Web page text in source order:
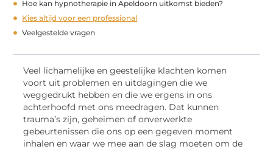
Hoe kan hypnotherapie in Apeldoorn uitkomst bieden?
Kies altijd voor een professional
Veelgestelde vragen
Veel lichamelijke en geestelijke klachten komen
voort uit problemen en uitdagingen die we
weggedrukt hebben en die we ergens in ons
achterhoofd met ons meedragen. Dat kunnen
trauma’s zijn, geheimen of onverwerkte
gebeurtenissen die ons op een gegeven moment
inhalen en waar we mee aan de slag moeten om de